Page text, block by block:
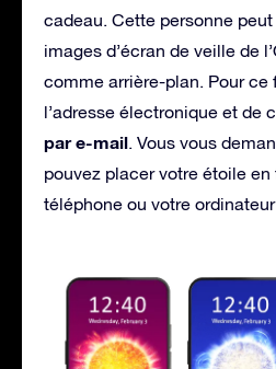
cadeau. Cette personne
images d’écran de veille de
comme arrière-plan. Pour ce
l’adresse électronique et de
par e-mail. Vous vous
pouvez placer votre étoile en
téléphone ou votre